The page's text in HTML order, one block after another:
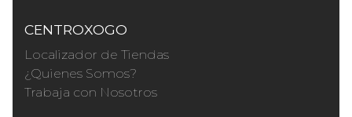
CENTROXOGO
Localizador de Tiendas
¿Quienes Somos?
Trabaja con Nosotros